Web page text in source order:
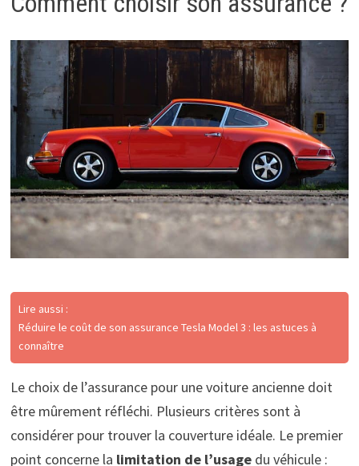
Lire aussi :
Réduire le coût de son assurance Tesla Model 3 : les astuces à
connaître
Le choix de l’assurance pour une voiture ancienne doit
être mûrement réfléchi. Plusieurs critères sont à
considérer pour trouver la couverture idéale. Le premier
point concerne la limitation de l’usagedu véhicule :